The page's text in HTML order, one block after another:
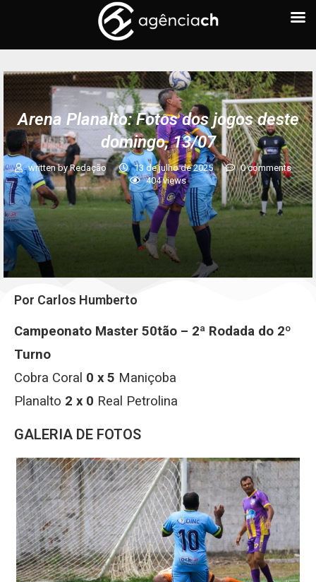
Arena Planalto: Fotos dos jogos deste
domingo, 13/07
written byRedação 13 de julho de 2025
0 comments
404views
Por Carlos Humberto
Campeonato Master 50tão – 2ª Rodada do 2º
Turno
Cobra Coral 0 x 5 Maniçoba
Planalto 2 x 0 Real Petrolina
GALERIA DE FOTOS